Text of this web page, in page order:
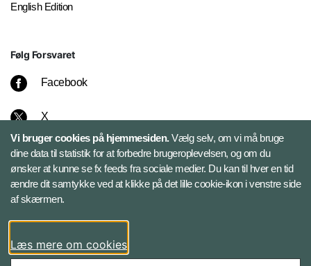
English Edition
Følg Forsvaret
Facebook
X
Instagram
Bluesky
LinkedIn
Vi bruger cookies på hjemmesiden.Vælg selv, om vi må bruge
dine data til statistik for at forbedre brugeroplevelsen, og om du
ønsker at kunne se fx feeds fra sociale medier. Du kan til hver en tid
ændre dit samtykke ved at klikke på det lille cookie-ikon i venstre side
af skærmen.
Læs mere om cookies